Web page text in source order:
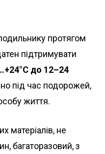
протягом
підтримувати
до 12–24
під час подорожей,
життя.
матеріалів, не
багаторазовий, з